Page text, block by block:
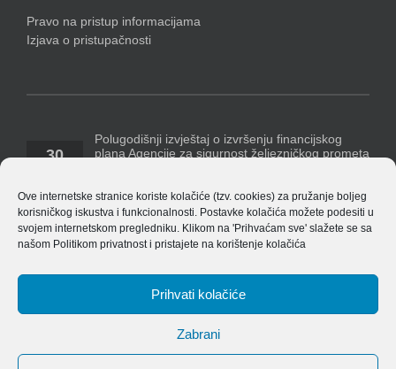
Ove internetske stranice koriste kolačiće (tzv. cookies) za pružanje boljeg
korisničkog iskustva i funkcionalnosti. Postavke kolačića možete podesiti u
svojem internetskom pregledniku. Klikom na 'Prihvaćam sve' slažete se sa
našom Politikom privatnosti pristajete na korištenje kolačića
Prihvati kolačiće
Zabrani
Pravo na pristup informacijama
Izjava o pristupačnosti
30
Polugodišnji izvještaj o izvršenju financijskog
plana Agencije za sigurnost željezničkog prometa
14
Polugodišnji financijski izvještaj Agencije za 2026.
godinu